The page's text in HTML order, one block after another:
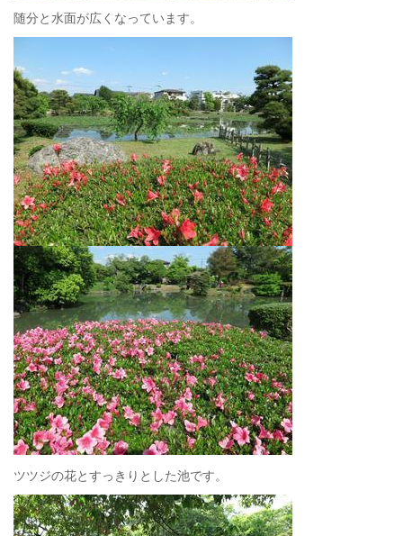
随分と水面が広くなっています。
ツツジの花とすっきりとした池です。